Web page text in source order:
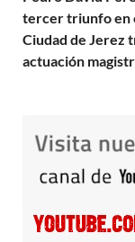
tercer triunfo en
Ciudad de Jerez
actuación